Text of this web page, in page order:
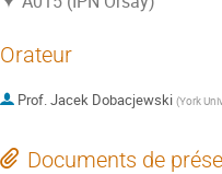
Orateur
Prof.Jacek Dobacjewski (York
Documents de